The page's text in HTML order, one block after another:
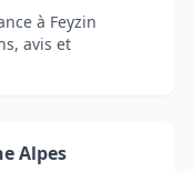
à Feyzin
avis et
Alpes